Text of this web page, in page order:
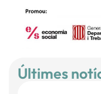
Últimes